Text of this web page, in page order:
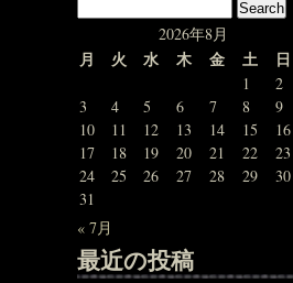
2026年8月
月 火 水 木 金 土 日
1
2
3
4 5 6 7 8
9
10
11 12 13 14 15
16
17
18 19 20 21 22
23
24
25 26 27 28 29
30
31
« 7月
最近の投稿